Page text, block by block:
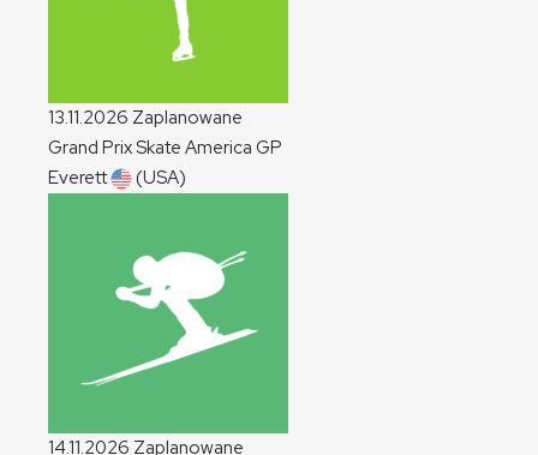
13.11.2026 Zaplanowane
Grand Prix Skate America GP
Everett
(USA)
14.11.2026 Zaplanowane